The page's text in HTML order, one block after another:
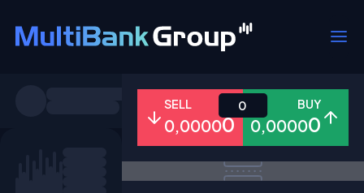
Todo Forex Metales
SELL
0,00000
BUY
0,00000
0